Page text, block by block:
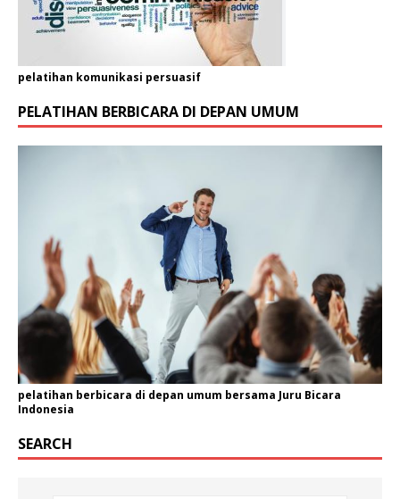
pelatihan komunikasi persuasif
PELATIHAN BERBICARA DI DEPAN UMUM
pelatihan berbicara di depan umum bersama Juru Bicara
Indonesia
SEARCH